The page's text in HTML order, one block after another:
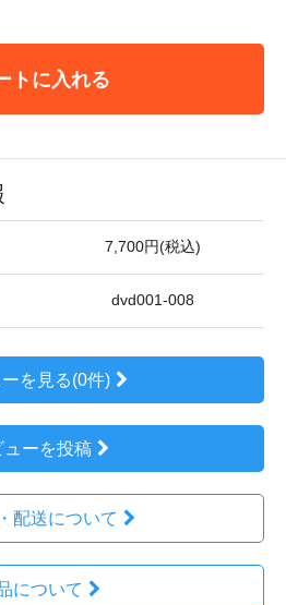
トに入れる
7,700円(税込)
dvd001-008
を見る(0件)
ューを投稿
配送について
について